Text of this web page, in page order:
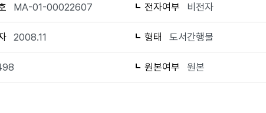
MA-01-00022607 전자여부 비전자
2008.11 형태 도서간행물
원본여부 원본